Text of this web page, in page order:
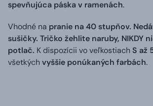
spevňujúca páska v ramenách.
Vhodné na pranie na 40 stupňov.
sušičky. Tričko žehlite naruby, NIKDY
potlač. K dispozícii vo veľkostiach S až
všetkýchvyššie ponúkaných farbách.